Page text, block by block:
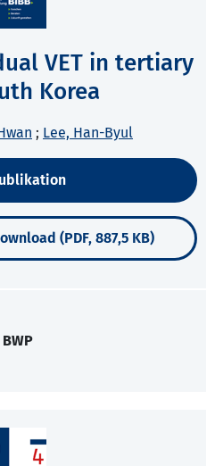
VET in tertiary
Korea
; Lee, Han-Byul
(PDF, 887,5 KB)
BWP